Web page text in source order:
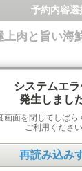
予約内容選
上肉と旨い
システムエ
発生しまし
画面を閉じてしばら
ご利用ください
再読み込み